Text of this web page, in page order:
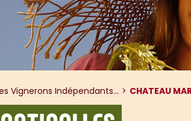
Vignerons Indépendants... CHATEAU